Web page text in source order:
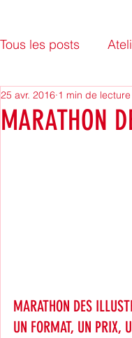
Tous les posts
Mulhouse City Of
Archives
MARATHON
25 avr. 2016 1 min de lecture
MARATHON DES
UN FORMAT, UN PRIX,